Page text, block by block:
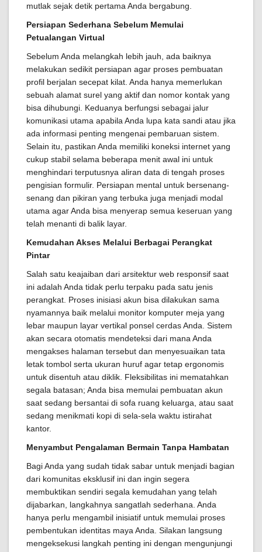
mutlak sejak detik pertama Anda bergabung.
Persiapan Sederhana Sebelum Memulai
Petualangan Virtual
Sebelum Anda melangkah lebih jauh, ada baiknya
melakukan sedikit persiapan agar proses pembuatan
profil berjalan secepat kilat. Anda hanya memerlukan
sebuah alamat surel yang aktif dan nomor kontak yang
bisa dihubungi. Keduanya berfungsi sebagai jalur
komunikasi utama apabila Anda lupa kata sandi atau jika
ada informasi penting mengenai pembaruan sistem.
Selain itu, pastikan Anda memiliki koneksi internet yang
cukup stabil selama beberapa menit awal ini untuk
menghindari terputusnya aliran data di tengah proses
pengisian formulir. Persiapan mental untuk bersenang-
senang dan pikiran yang terbuka juga menjadi modal
utama agar Anda bisa menyerap semua keseruan yang
telah menanti di balik layar.
Kemudahan Akses Melalui Berbagai Perangkat
Pintar
Salah satu keajaiban dari arsitektur web responsif saat
ini adalah Anda tidak perlu terpaku pada satu jenis
perangkat. Proses inisiasi akun bisa dilakukan sama
nyamannya baik melalui monitor komputer meja yang
lebar maupun layar vertikal ponsel cerdas Anda. Sistem
akan secara otomatis mendeteksi dari mana Anda
mengakses halaman tersebut dan menyesuaikan tata
letak tombol serta ukuran huruf agar tetap ergonomis
untuk disentuh atau diklik. Fleksibilitas ini mematahkan
segala batasan; Anda bisa memulai pembuatan akun
saat sedang bersantai di sofa ruang keluarga, atau saat
sedang menikmati kopi di sela-sela waktu istirahat
kantor.
Menyambut Pengalaman Bermain Tanpa Hambatan
Bagi Anda yang sudah tidak sabar untuk menjadi bagian
dari komunitas eksklusif ini dan ingin segera
membuktikan sendiri segala kemudahan yang telah
dijabarkan, langkahnya sangatlah sederhana. Anda
hanya perlu mengambil inisiatif untuk memulai proses
pembentukan identitas maya Anda. Silakan langsung
mengeksekusi langkah penting ini dengan mengunjungi